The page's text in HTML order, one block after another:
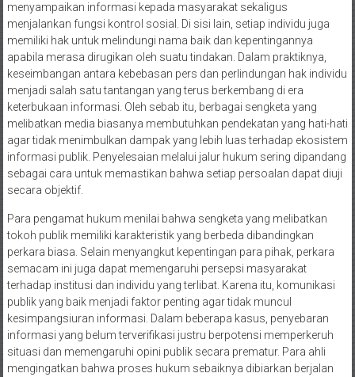
menyampaikan informasi kepada masyarakat sekaligus
menjalankan fungsi kontrol sosial. Di sisi lain, setiap individu juga
memiliki hak untuk melindungi nama baik dan kepentingannya
apabila merasa dirugikan oleh suatu tindakan. Dalam praktiknya,
keseimbangan antara kebebasan pers dan perlindungan hak individu
menjadi salah satu tantangan yang terus berkembang di era
keterbukaan informasi. Oleh sebab itu, berbagai sengketa yang
melibatkan media biasanya membutuhkan pendekatan yang hati-hati
agar tidak menimbulkan dampak yang lebih luas terhadap ekosistem
informasi publik. Penyelesaian melalui jalur hukum sering dipandang
sebagai cara untuk memastikan bahwa setiap persoalan dapat diuji
secara objektif.
Para pengamat hukum menilai bahwa sengketa yang melibatkan
tokoh publik memiliki karakteristik yang berbeda dibandingkan
perkara biasa. Selain menyangkut kepentingan para pihak, perkara
semacam ini juga dapat memengaruhi persepsi masyarakat
terhadap institusi dan individu yang terlibat. Karena itu, komunikasi
publik yang baik menjadi faktor penting agar tidak muncul
kesimpangsiuran informasi. Dalam beberapa kasus, penyebaran
informasi yang belum terverifikasi justru berpotensi memperkeruh
situasi dan memengaruhi opini publik secara prematur. Para ahli
mengingatkan bahwa proses hukum sebaiknya dibiarkan berjalan